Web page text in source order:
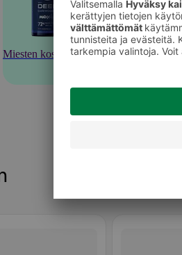
Miesten kosmetiikka